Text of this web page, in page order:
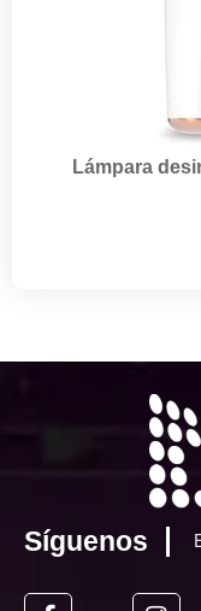
Lámpara
Síguenos